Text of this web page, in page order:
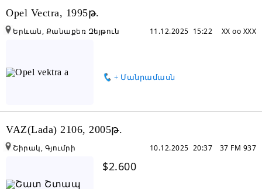
Opel Vectra, 1995թ.
+ Մանրամասն
XX oo XXX
11.12.2025 15:22
Երևան, Քանաքեռ Զեյթուն
VAZ(Lada) 2106, 2005թ.
$2.600
37 FM 937
10.12.2025 20:37
Շիրակ, Գյումրի